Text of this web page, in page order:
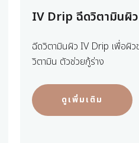
IV Drip ฉีดวิตามินผิว
ฉีดวิตามินผิว IV Drip เพื่อผิว
วิตามิน ตัวช่วยกู้ร่าง
ดูเพิ่มเติม